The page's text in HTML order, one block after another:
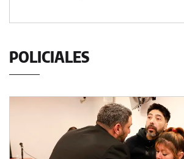
POLICIALES